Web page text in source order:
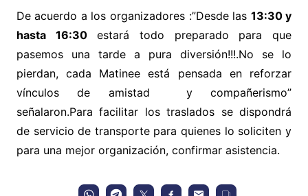
De acuerdo a los organizadores :”Desde las 13:30 y
hasta 16:30estará todo preparado para que
pasemos una tarde a pura diversión!!!.No se lo
pierdan, cada Matinee está pensada en reforzar
vínculos de amistad y compañerismo”
señalaron.Para facilitar los traslados se dispondrá
de servicio de transporte para quienes lo soliciten y
para una mejor organización, confirmar asistencia.